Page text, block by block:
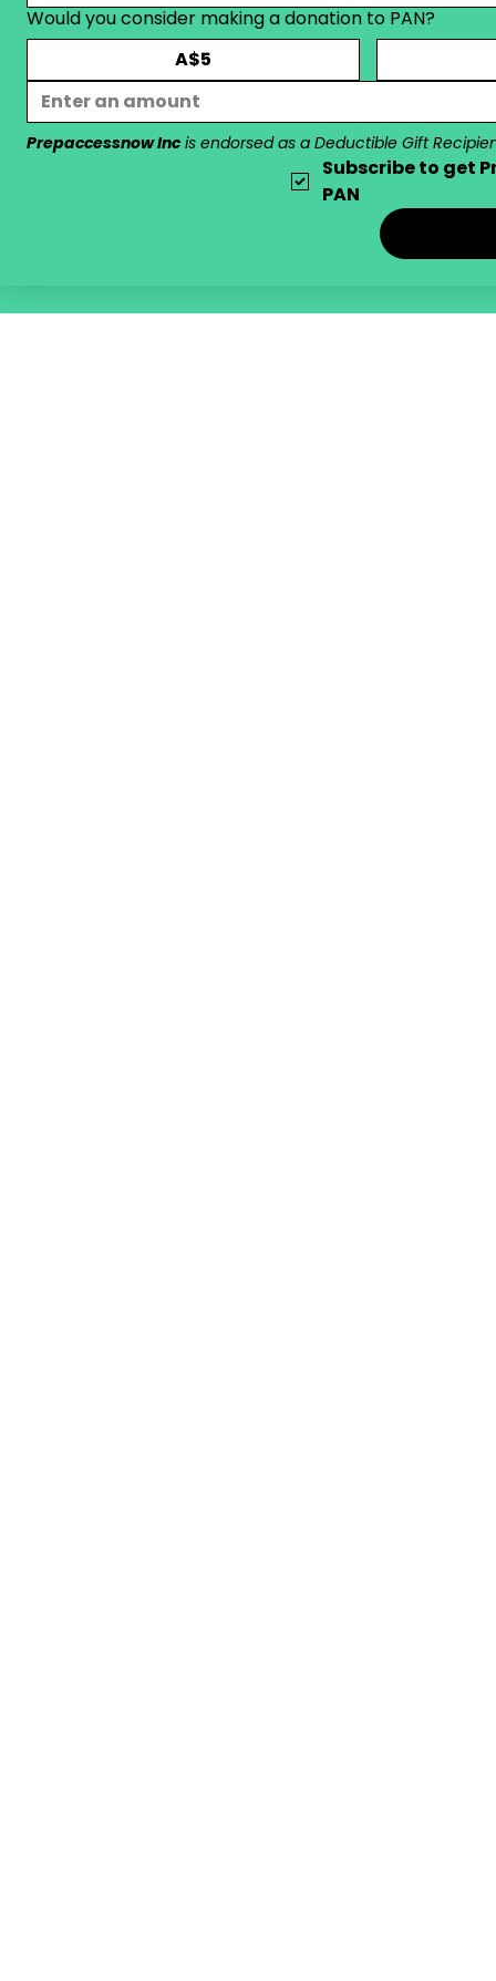
Would you consider making a donation to PAN?
A$5
Prepaccessnow Inc is endorsed as a Deductible Gift
Subscribe to get
PAN